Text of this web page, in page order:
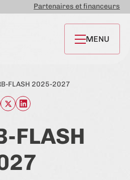
Partenaires et financeurs
MENU
FLASH 2025-2027
FLASH